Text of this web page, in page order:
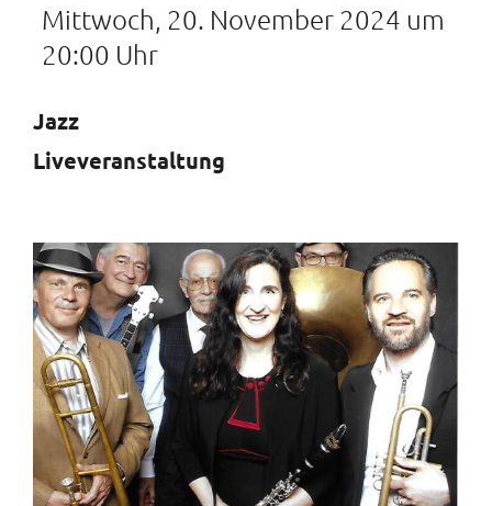
Mittwoch, 20. November 2024 um
20:00 Uhr
Jazz
Liveveranstaltung